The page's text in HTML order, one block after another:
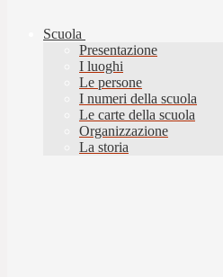
Scuola
Presentazione
I luoghi
Le persone
I numeri della scuola
Le carte della scuola
Organizzazione
La storia